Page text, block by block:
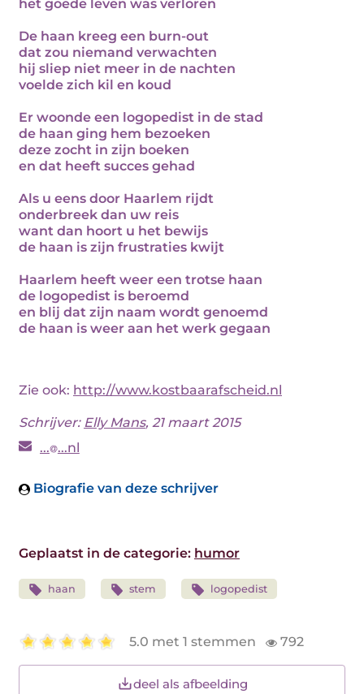
het goede leven was verloren
De haan kreeg een burn-out
dat zou niemand verwachten
hij sliep niet meer in de nachten
voelde zich kil en koud
Er woonde een logopedist in de stad
de haan ging hem bezoeken
deze zocht in zijn boeken
en dat heeft succes gehad
Als u eens door Haarlem rijdt
onderbreek dan uw reis
want dan hoort u het bewijs
de haan is zijn frustraties kwijt
Haarlem heeft weer een trotse haan
de logopedist is beroemd
en blij dat zijn naam wordt genoemd
de haan is weer aan het werk gegaan
Zie ook: http://www.kostbaarafscheid.nl
Schrijver: Elly Mans, 21 maart 2015
... ...nl
Biografie van deze schrijver
Geplaatst in de categorie: humor
haan stem logopedist
5.0 met 1 stemmen 792
deel als afbeelding